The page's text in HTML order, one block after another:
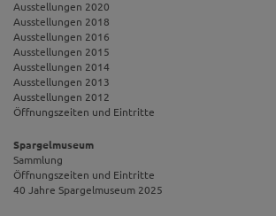
Ausstellungen 2020
Ausstellungen 2018
Ausstellungen 2016
Ausstellungen 2015
Ausstellungen 2014
Ausstellungen 2013
Ausstellungen 2012
Öffnungszeiten und Eintritte
Spargelmuseum
Sammlung
Öffnungszeiten und Eintritte
40 Jahre Spargelmuseum 2025